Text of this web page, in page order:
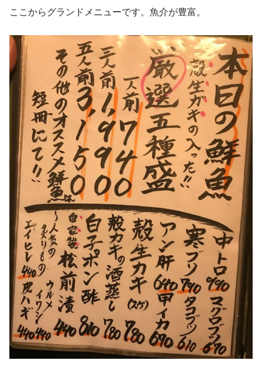
ここからグランドメニューです。魚介が豊富。